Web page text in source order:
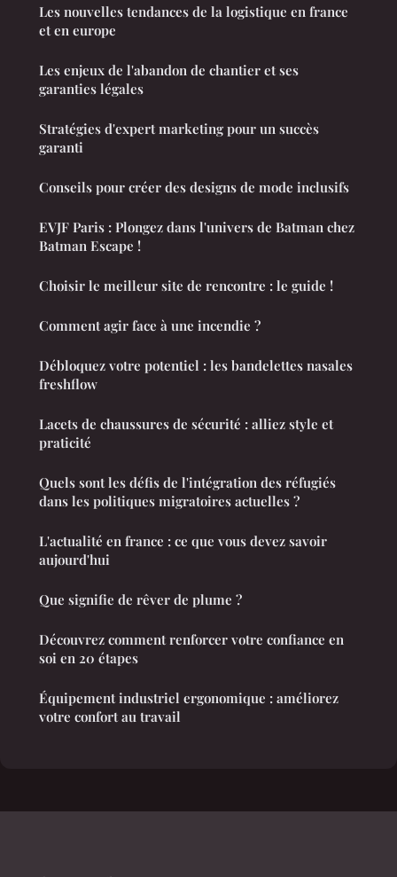
Les nouvelles tendances de la logistique en france
et en europe
Les enjeux de l'abandon de chantier et ses
garanties légales
Stratégies d'expert marketing pour un succès
garanti
Conseils pour créer des designs de mode inclusifs
EVJF Paris : Plongez dans l'univers de Batman chez
Batman Escape !
Choisir le meilleur site de rencontre : le guide !
Comment agir face à une incendie ?
Débloquez votre potentiel : les bandelettes nasales
freshflow
Lacets de chaussures de sécurité : alliez style et
praticité
Quels sont les défis de l'intégration des réfugiés
dans les politiques migratoires actuelles ?
L'actualité en france : ce que vous devez savoir
aujourd'hui
Que signifie de rêver de plume ?
Découvrez comment renforcer votre confiance en
soi en 20 étapes
Équipement industriel ergonomique : améliorez
votre confort au travail